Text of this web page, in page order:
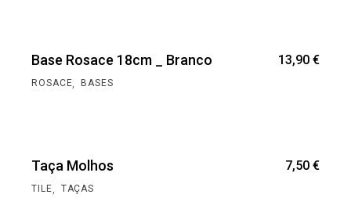
Base Rosace 18cm _ Branco 13,90 €
ROSACE, BASES
Taça Molhos 7,50 €
TILE, TAÇAS